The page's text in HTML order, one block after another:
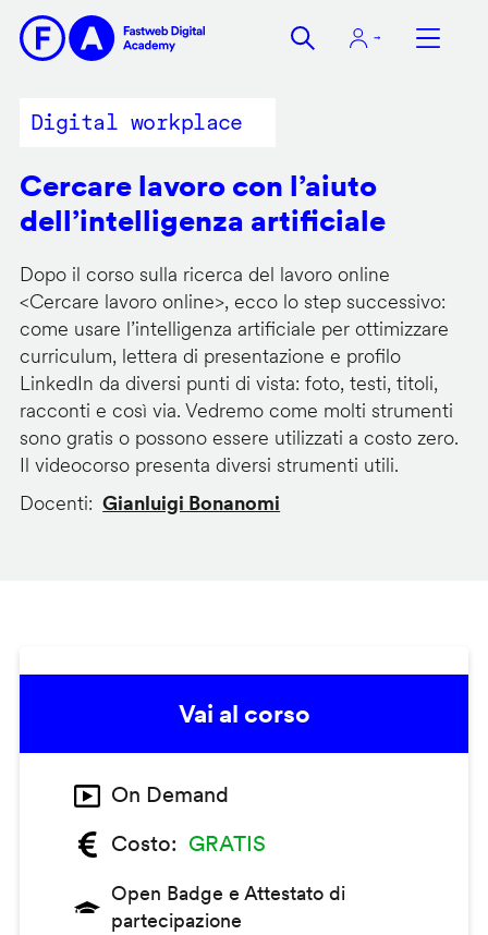
contenuto
Digital workplace
Cercare lavoro con l’aiuto
dell’intelligenza artificiale
Dopo il corso sulla ricerca del lavoro online
<Cercare lavoro online>, ecco lo step successivo:
come usare l’intelligenza artificiale per ottimizzare
curriculum, lettera di presentazione e profilo
LinkedIn da diversi punti di vista: foto, testi, titoli,
racconti e così via. Vedremo come molti strumenti
sono gratis o possono essere utilizzati a costo zero.
Il videocorso presenta diversi strumenti utili.
Docenti
Gianluigi Bonanomi
Vai al corso
On Demand
Costo
GRATIS
Open Badge e Attestato di
partecipazione